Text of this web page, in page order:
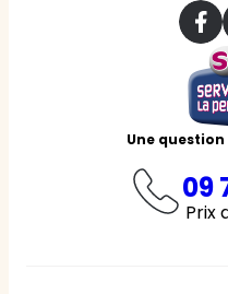
Une question
09
Prix